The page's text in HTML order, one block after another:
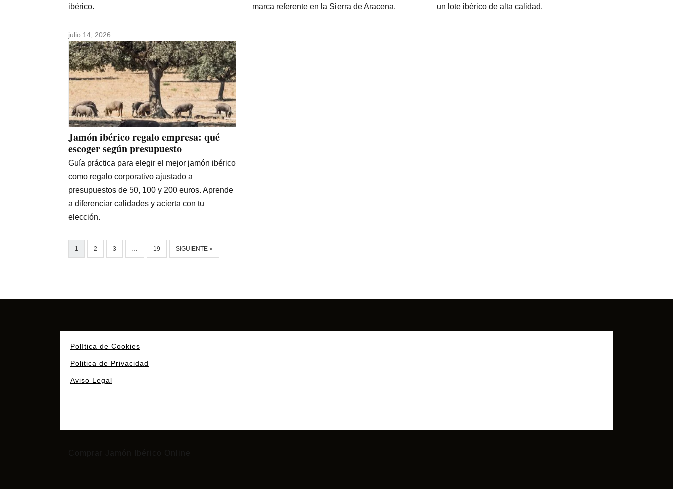
ibérico.
marca referente en la Sierra de Aracena.
un lote ibérico de alta calidad.
julio 14, 2026
Jamón ibérico regalo empresa: qué
escoger según presupuesto
Guía práctica para elegir el mejor jamón ibérico
como regalo corporativo ajustado a
presupuestos de 50, 100 y 200 euros. Aprende
a diferenciar calidades y acierta con tu
elección.
1 2 3 … 19 SIGUIENTE »
Política de Cookies
Politica de Privacidad
Aviso Legal